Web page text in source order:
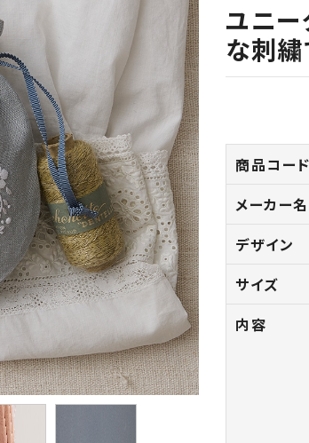
ユニー
な刺繍
商品コード
メーカー名
デザイン
サイズ
内容